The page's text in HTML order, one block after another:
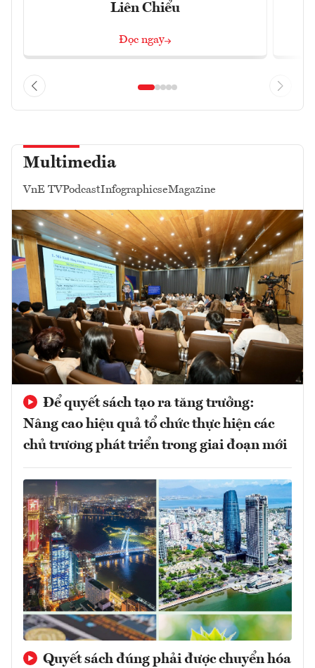
Liên Chiểu
Đọc ngay
Multimedia
VnE TVPodcastInfographicseMagazine
Để quyết sách tạo ra tăng trưởng:
Nâng cao hiệu quả tổ chức thực hiện các
chủ trương phát triển trong giai đoạn mới
Quyết sách đúng phải được chuyển hóa